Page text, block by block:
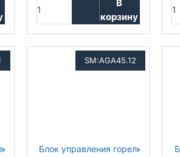
В
корзину
SM:AGA45.12